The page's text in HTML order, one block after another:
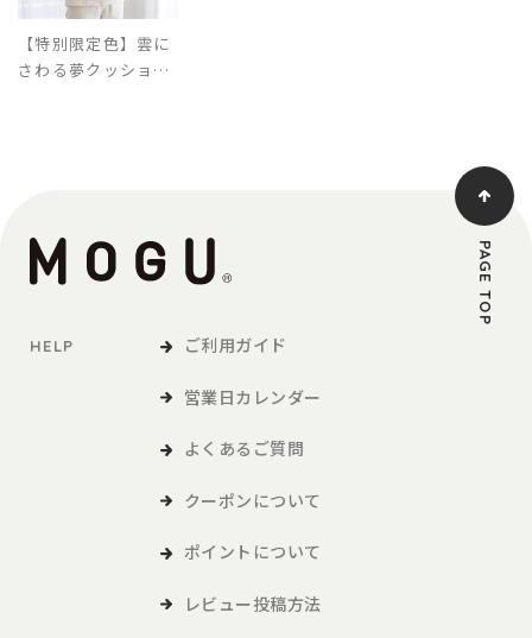
【特別限定色】雲に
さわる夢クッション
HELP ご利用ガイド
営業日カレンダー
よくあるご質問
クーポンについて
ポイントについて
レビュー投稿方法
PAGE TOP